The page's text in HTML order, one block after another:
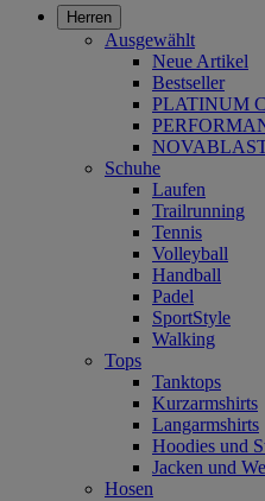
Herren
Ausgewählt
Neue Artikel
Bestseller
PLATINUM
Schuhe
Laufen
Trailrunning
Tennis
Volleyball
Handball
Padel
SportStyle
Walking
Tops
Tanktops
Kurzarmshirts
Langarmshirts
Hoodies und
Jacken und
Hosen